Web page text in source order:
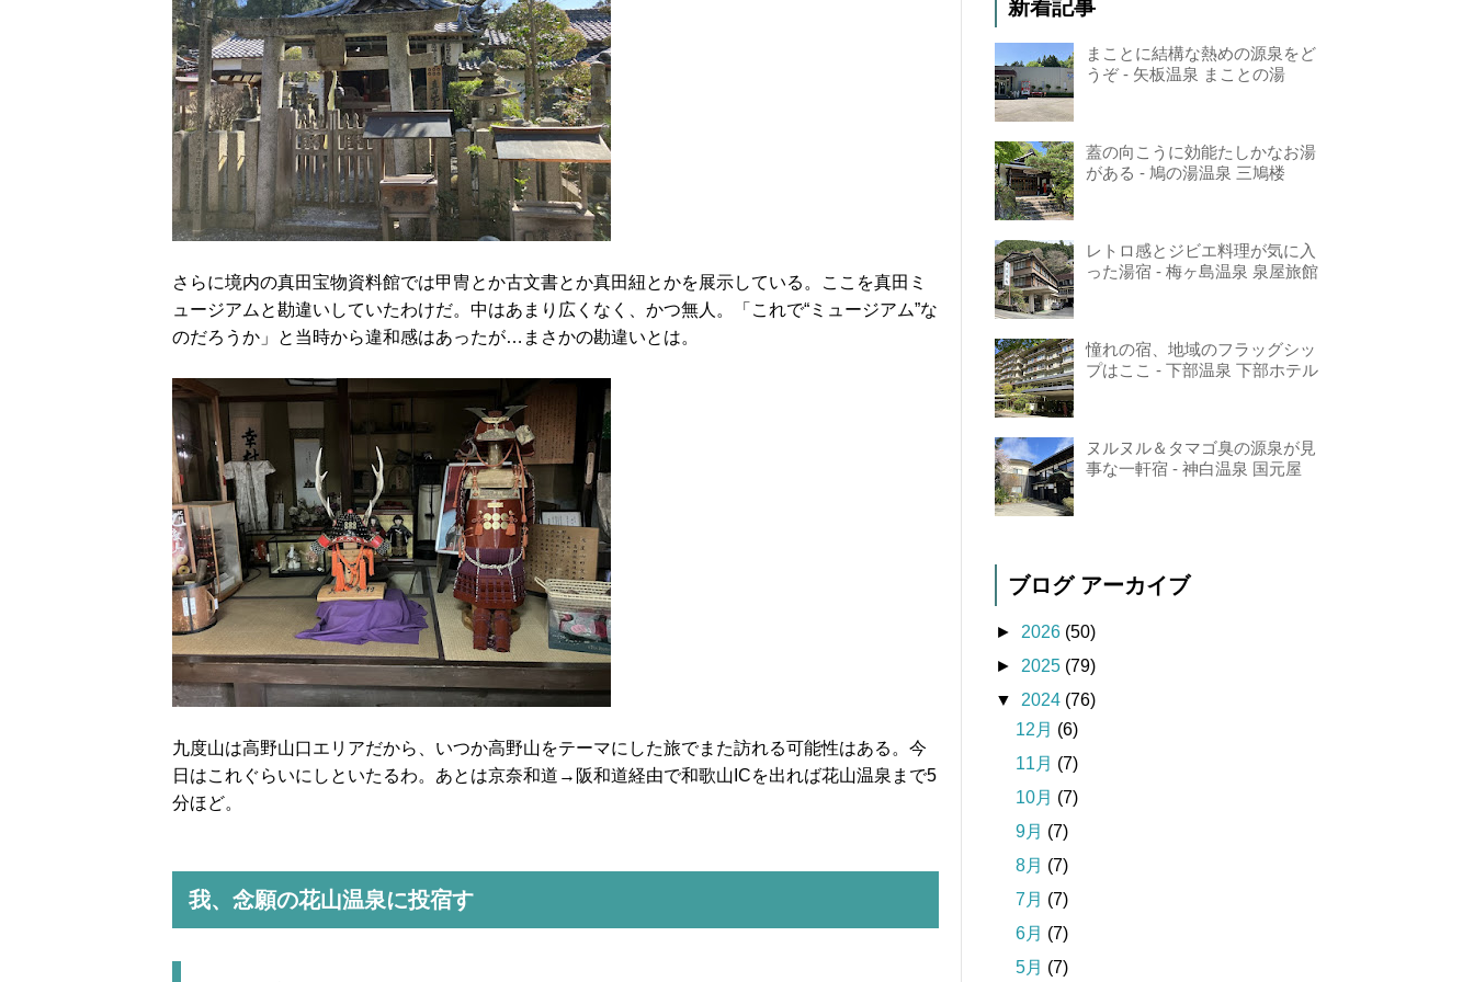
さらに境内の真田宝物資料館では甲冑とか古文書とか真田紐とかを展示している。ここを真田ミ
ュージアムと勘違いしていたわけだ。中はあまり広くなく、かつ無人。「これで“ミュージアム”な
のだろうか」と当時から違和感はあったが…まさかの勘違いとは。
九度山は高野山口エリアだから、いつか高野山をテーマにした旅でまた訪れる可能性はある。今
日はこれぐらいにしといたるわ。あとは京奈和道→阪和道経由で和歌山ICを出れば花山温泉まで5
分ほど。
我、念願の花山温泉に投宿す
新着記事
まことに結構な熱めの源泉をど
うぞ - 矢板温泉 まことの湯
蓋の向こうに効能たしかなお湯
がある - 鳩の湯温泉 三鳩楼
レトロ感とジビエ料理が気に入
った湯宿 - 梅ヶ島温泉 泉屋旅館
憧れの宿、地域のフラッグシッ
プはここ - 下部温泉 下部ホテル
ヌルヌル＆タマゴ臭の源泉が見
事な一軒宿 - 神白温泉 国元屋
ブログ アーカイブ
► 2026 (50)
► 2025 (79)
▼ 2024 (76)
12月 (6)
11月 (7)
10月 (7)
9月 (7)
8月 (7)
7月 (7)
6月 (7)
5月 (7)